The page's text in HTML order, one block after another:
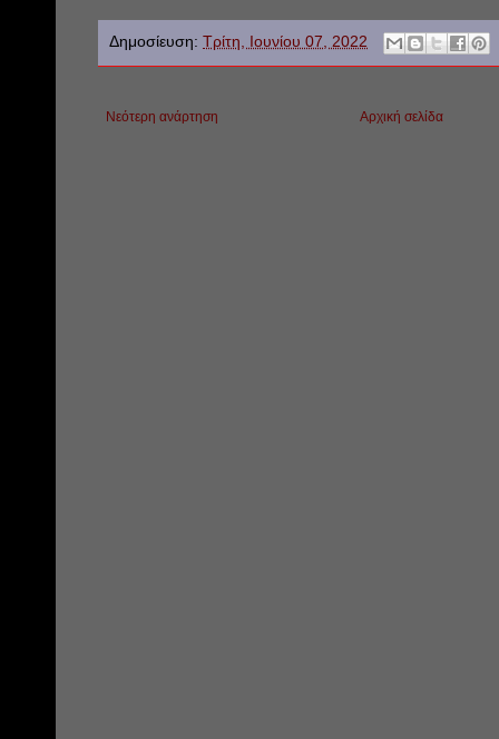
Δημοσίευση: Τρίτη, Ιουνίου 07, 2022
Νεότερη ανάρτηση Αρχική σελίδα